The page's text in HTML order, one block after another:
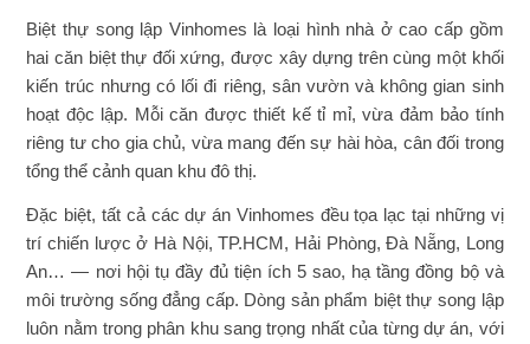
Biệt thự song lập Vinhomes là loại hình nhà ở cao cấp gồm
hai căn biệt thự đối xứng, được xây dựng trên cùng một khối
kiến trúc nhưng có lối đi riêng, sân vườn và không gian sinh
hoạt độc lập. Mỗi căn được thiết kế tỉ mỉ, vừa đảm bảo tính
riêng tư cho gia chủ, vừa mang đến sự hài hòa, cân đối trong
tổng thể cảnh quan khu đô thị.
Đặc biệt, tất cả các dự án Vinhomes đều tọa lạc tại những vị
trí chiến lược ở Hà Nội, TP.HCM, Hải Phòng, Đà Nẵng, Long
An… — nơi hội tụ đầy đủ tiện ích 5 sao, hạ tầng đồng bộ và
môi trường sống đẳng cấp. Dòng sản phẩm biệt thự song lập
luôn nằm trong phân khu sang trọng nhất của từng dự án, với